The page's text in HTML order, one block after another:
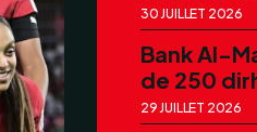
30 JUILLET 2026
Bank Al-
de 250
29 JUILLET 2026